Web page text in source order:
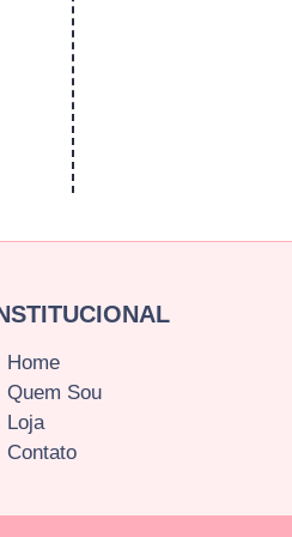
Home
Quem Sou
Loja
Contato